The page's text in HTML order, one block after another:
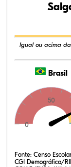
Igual ou acima
Brasil
0
50
Fonte: Censo
CGI Demográfico/